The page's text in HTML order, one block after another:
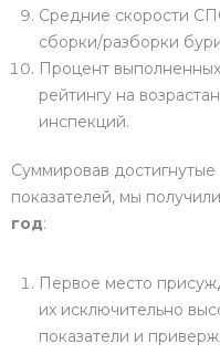
Средние скорости
сборки/разборки
Процент
рейтингу на
инспекций.
Суммировав
показателей, мы
год:
Первое место
их исключительно
показатели и